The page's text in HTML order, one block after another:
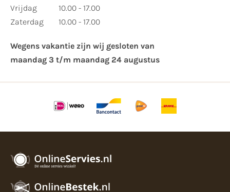
Vrijdag
Zaterdag
10.00 - 17.00
10.00 - 17.00
Wegens vakantie zijn wij gesloten van ​
maandag 3 t/m maandag 24 augustus